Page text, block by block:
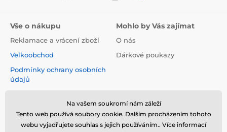
Vše o nákupu
Reklamace a vrácení zboží
Velkoobchod
Podmínky ochrany osobních
údajů
cookies
Mohlo by Vás zajímat
O nás
Dárkové poukazy
Na vašem soukromí nám záleží
Tento web používá soubory cookie. Dalším procházením tohoto
webu vyjadřujete souhlas s jejich používáním.. Více informací